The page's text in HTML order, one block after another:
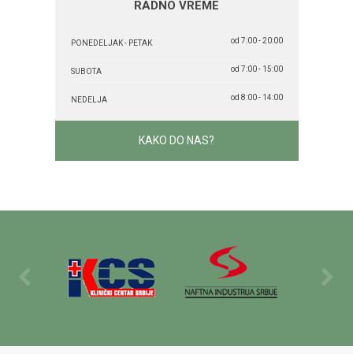
RADNO VREME
PONEDELJAK - PETAK od 7:00 - 20:00
SUBOTA od 7:00 - 15:00
NEDELJA od 8:00 - 14:00
KAKO DO NAS?